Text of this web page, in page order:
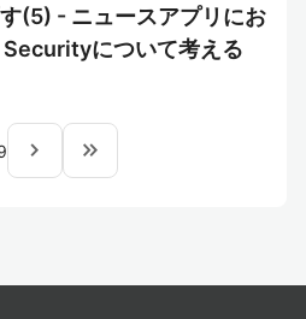
(5) - ニュースアプリにお
について考える
navigate_next keyboard_double_arrow_right